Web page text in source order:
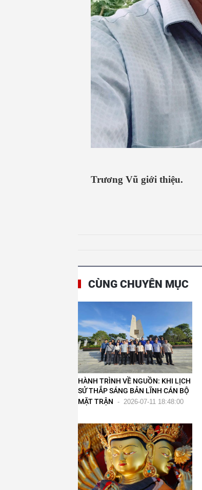
Trương Vũ giới thiệu.
CÙNG CHUYÊN MỤC
HÀNH TRÌNH VỀ NGUỒN: KHI LỊCH
SỬ THẮP SÁNG BẢN LĨNH CÁN BỘ
MẶT TRẬN - 2026-07-11 18:48:00